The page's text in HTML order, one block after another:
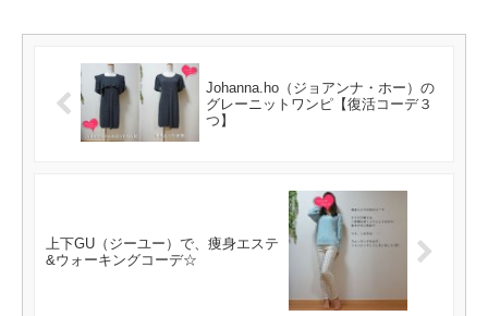
Johanna.ho（ジョアンナ・ホー）の
グレーニットワンピ【復活コーデ３
つ】
上下GU（ジーユー）で、痩身エステ
&ウォーキングコーデ☆